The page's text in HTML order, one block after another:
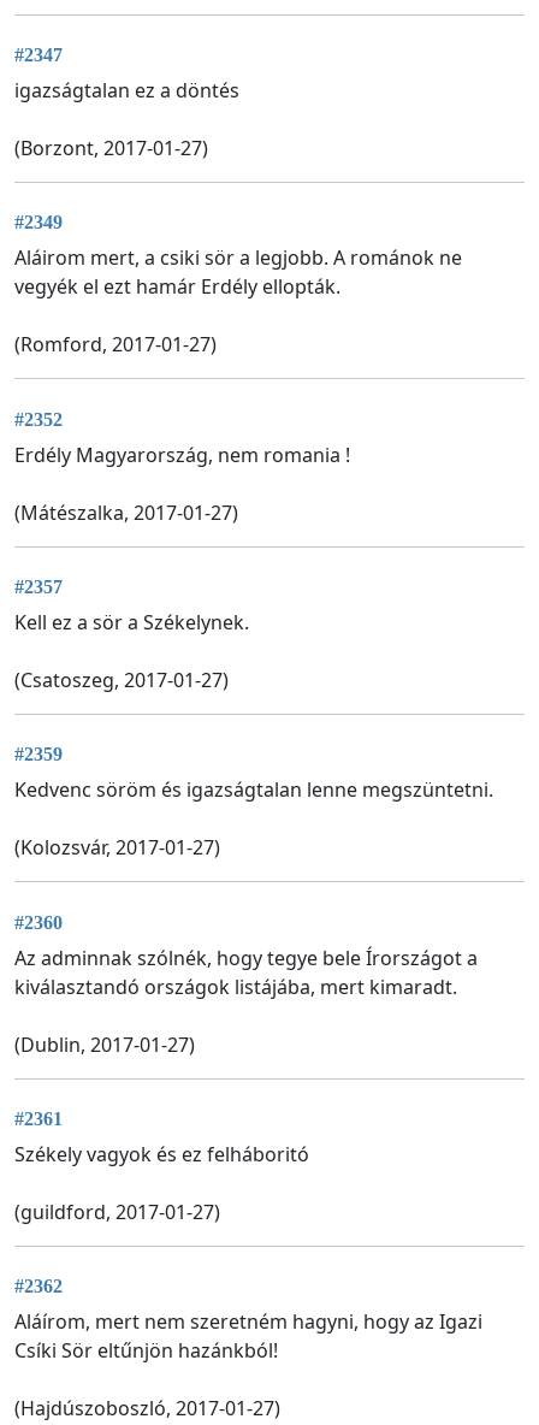
#2347
igazságtalan ez a döntés
(Borzont, 2017-01-27)
#2349
Aláirom mert, a csiki sör a legjobb. A románok ne
vegyék el ezt hamár Erdély ellopták.
(Romford, 2017-01-27)
#2352
Erdély Magyarország, nem romania !
(Mátészalka, 2017-01-27)
#2357
Kell ez a sör a Székelynek.
(Csatoszeg, 2017-01-27)
#2359
Kedvenc söröm és igazságtalan lenne megszüntetni.
(Kolozsvár, 2017-01-27)
#2360
Az adminnak szólnék, hogy tegye bele Írországot a
kiválasztandó országok listájába, mert kimaradt.
(Dublin, 2017-01-27)
#2361
Székely vagyok és ez felháboritó
(guildford, 2017-01-27)
#2362
Aláírom, mert nem szeretném hagyni, hogy az Igazi
Csíki Sör eltűnjön hazánkból!
(Hajdúszoboszló, 2017-01-27)